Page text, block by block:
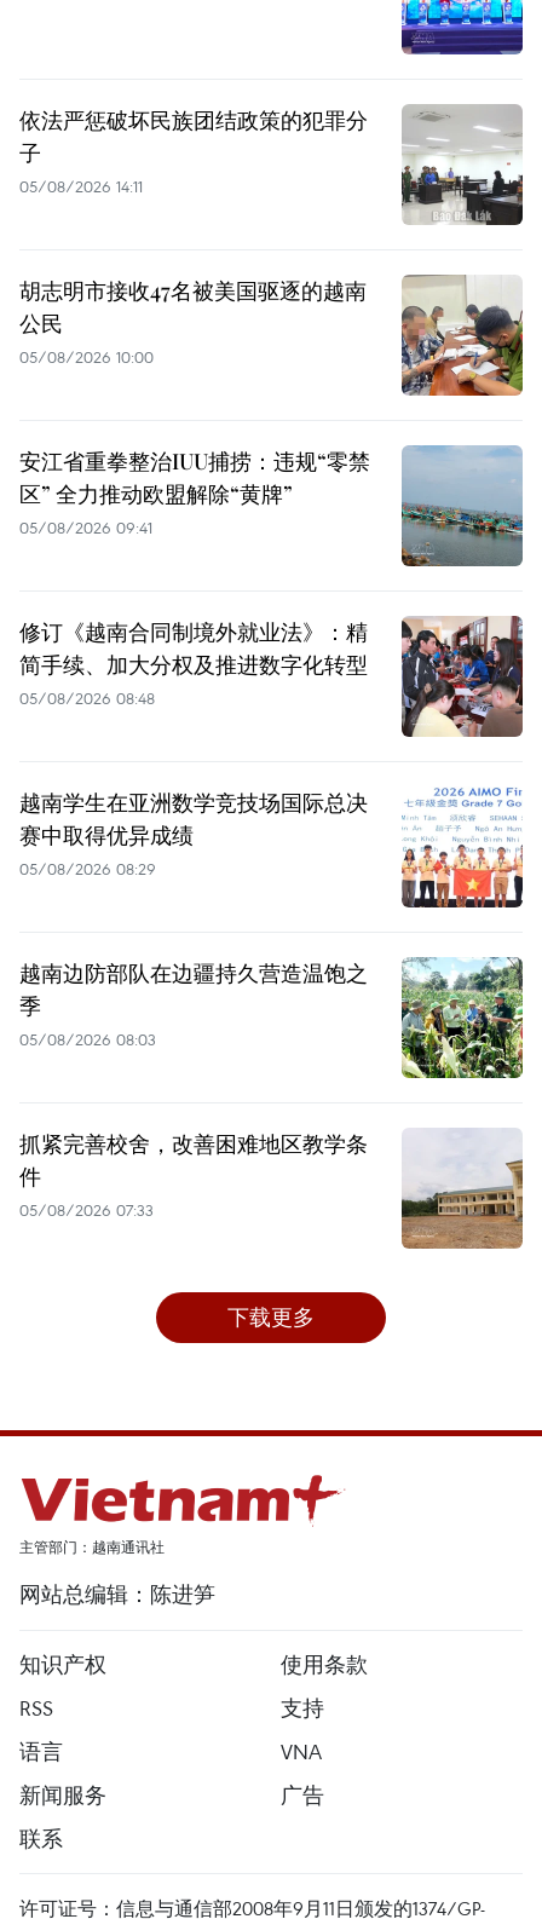
依法严惩破坏民族团结政策的犯罪分
子
05/08/2026 14:11
胡志明市接收47名被美国驱逐的越南
公民
05/08/2026 10:00
安江省重拳整治IUU捕捞：违规“零禁
区” 全力推动欧盟解除“黄牌”
05/08/2026 09:41
修订《越南合同制境外就业法》：精
简手续、加大分权及推进数字化转型
05/08/2026 08:48
越南学生在亚洲数学竞技场国际总决
赛中取得优异成绩
05/08/2026 08:29
越南边防部队在边疆持久营造温饱之
季
05/08/2026 08:03
抓紧完善校舍，改善困难地区教学条
件
05/08/2026 07:33
下载更多
主管部门：越南通讯社
网站总编辑：陈进笋
知识产权
使用条款
RSS
支持
语言
VNA
新闻服务
广告
联系
许可证号：信息与通信部2008年9月11日颁发的1374/GP-